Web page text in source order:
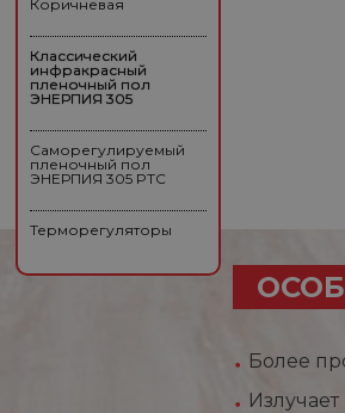
Более
Коричневая
Классический
инфракрасный
пленочный пол
ЭНЕРПИЯ 305
Саморегулируемый
пленочный пол
ЭНЕРПИЯ 305 PTC
Терморегуляторы